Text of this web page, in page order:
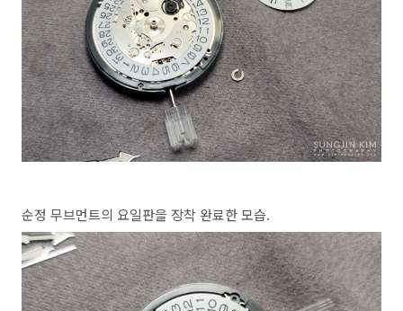
순정 무브먼트의 요일판을 장착 완료한 모습.